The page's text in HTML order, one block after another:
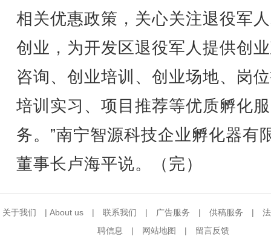
相关优惠政策，关心关注退役军
创业，为开发区退役军人提供创
咨询、创业培训、创业场地、岗
培训实习、项目推荐等优质孵化服
务。”南宁智源科技企业孵化器有
董事长卢海平说。（完）
关于我们 | About us | 联系我们 | 广告服务 | 供稿服务 |
聘信息 | 网站地图 | 留言反馈